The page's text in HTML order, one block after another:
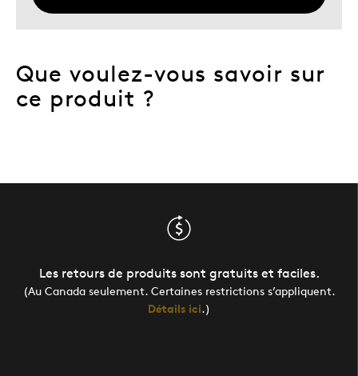
Que voulez-vous savoir sur
ce produit ?
Les retours de produits sont gratuits et faciles.
(Au Canada seulement. Certaines restrictions s’appliquent.
Détails ici.)